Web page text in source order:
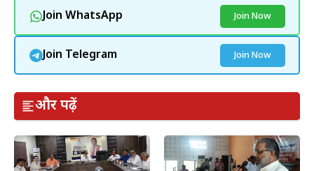
Join WhatsApp Join Now
Join Telegram Join Now
और पढ़ें